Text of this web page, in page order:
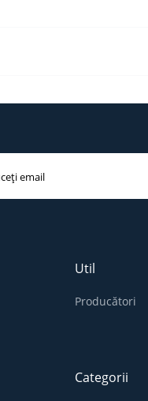
Util
Producători
Categorii